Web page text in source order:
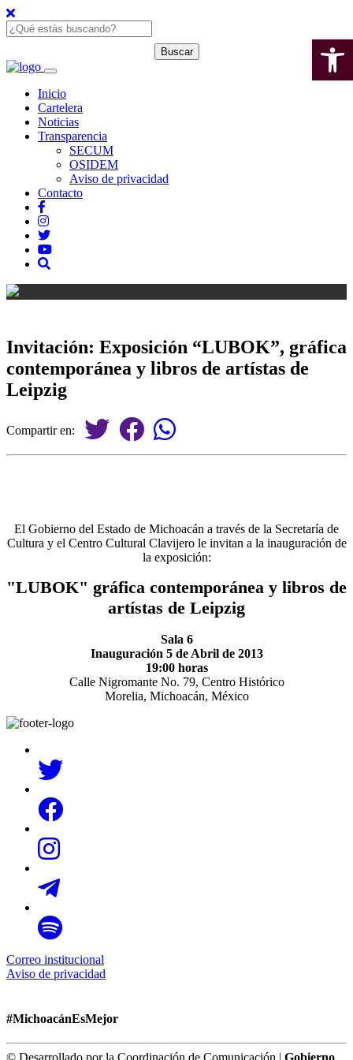
Inicio
Cartelera
Noticias
Transparencia
SECUM
OSIDEM
Aviso de privacidad
Contacto
Invitación: Exposición “LUBOK”, gráfica
contemporánea y libros de artístas de
Leipzig
Compartir en:
El Gobierno del Estado de Michoacán a través de la Secretaría de
Cultura y el Centro Cultural Clavijero le invitan a la inauguración de
la exposición:
"LUBOK" gráfica contemporánea y libros de
artístas de Leipzig
Sala 6
Inauguración 5 de Abril de 2013
19:00 horas
Calle Nigromante No. 79, Centro Histórico
Morelia, Michoacán, México
Correo institucional
Aviso de privacidad
#MichoacánEsMejor